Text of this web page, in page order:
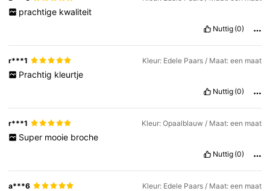
prachtige kwaliteit
Nuttig (0)
r***1 Kleur: Edele Paars / Maat: een maat
Prachtig kleurtje
Nuttig (0)
r***1 Kleur: Opaalblauw / Maat: een maat
Super mooie broche
Nuttig (0)
a***6 Kleur: Edele Paars / Maat: een maat